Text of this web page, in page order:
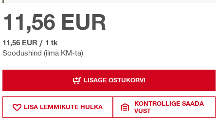
Soodushind (ilma KM-ta)
11,56 EUR
11,56 EUR / 1 tk
LISAGE OSTUKORVI
LISA LEMMIKUTE HULKA
KONTROLLIGE SAADA
VUST